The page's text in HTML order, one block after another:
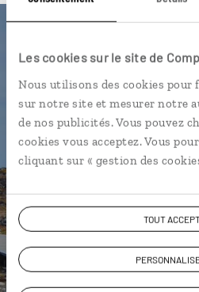
Les cookies sur le site de
Nous utilisons des cookies
sur notre site et mesurer notre
de nos publicités. Vous pouvez
cookies vous acceptez. Vous
cliquant sur « gestion des
TOUT
Luciole,
l'appli qui vous
Groenland
L’itinéraire vers
clic
La playlist de votre
Les plus beaux sites
géolocalisés
L'album souvenirs à